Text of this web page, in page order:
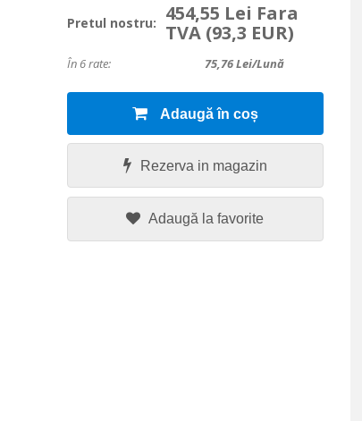
Pretul nostru:
454,55 Lei Fara
TVA (93,3 EUR)
În 6 rate: 75,76Lei/lună
Adaugă în coș
Rezerva in magazin
Adaugă la favorite